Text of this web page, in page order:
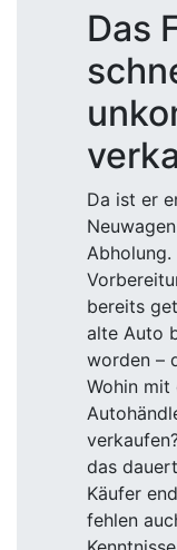
Das
Da ist er
Abholung.
bereits
alte Auto
worden –
Wohin mit
das
Käufer
fehlen